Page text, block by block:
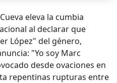
eleva la cumbia
al declarar que
López" del género,
"Yo soy Marc
desde ovaciones en
repentinas rupturas entre